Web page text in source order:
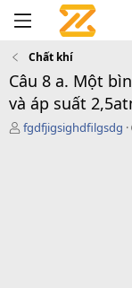
Chất khí
Câu 8 a. Một
và áp suất
T
fgdfjigsighdfilgsdg